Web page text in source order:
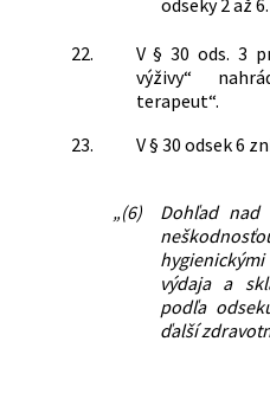
22.
V § 30 ods. 3
výživy“
terapeut“.
23.
V § 30 odsek 6
„(6)
Dohľad nad
výdaja a
podľa
ďalší